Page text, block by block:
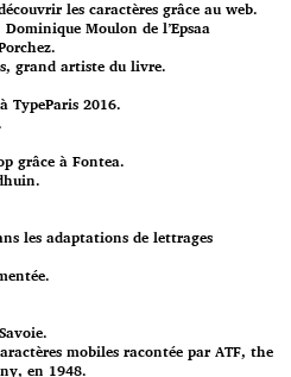
les caractères grâce au web.
Moulon de l’Epsaa
grand artiste du livre.
TypeParis 2016.
grâce à Fontea.
les adaptations de lettrages
mobiles racontée par ATF, the
en 1948.